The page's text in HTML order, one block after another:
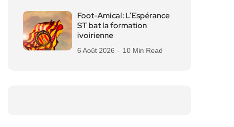
Foot-Amical: L’Espérance
ST bat la formation
ivoirienne
6 Août 2026 10 Min Read